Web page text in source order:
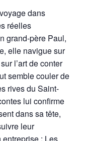
dans
réelles
grand-père Paul,
elle navigue sur
l’art de conter
semble couler de
rives du Saint-
lui confirme
dans sa tête,
leur